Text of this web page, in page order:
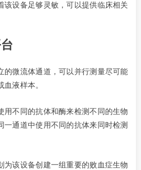
该设备足够灵敏，可以提供临床相关
的微流体通道，可以并行测量尽可能
液样本。
用不同的抗体和酶来检测不同的生物
一通道中使用不同的抗体来同时检测
为该设备创建一组重要的败血症生物